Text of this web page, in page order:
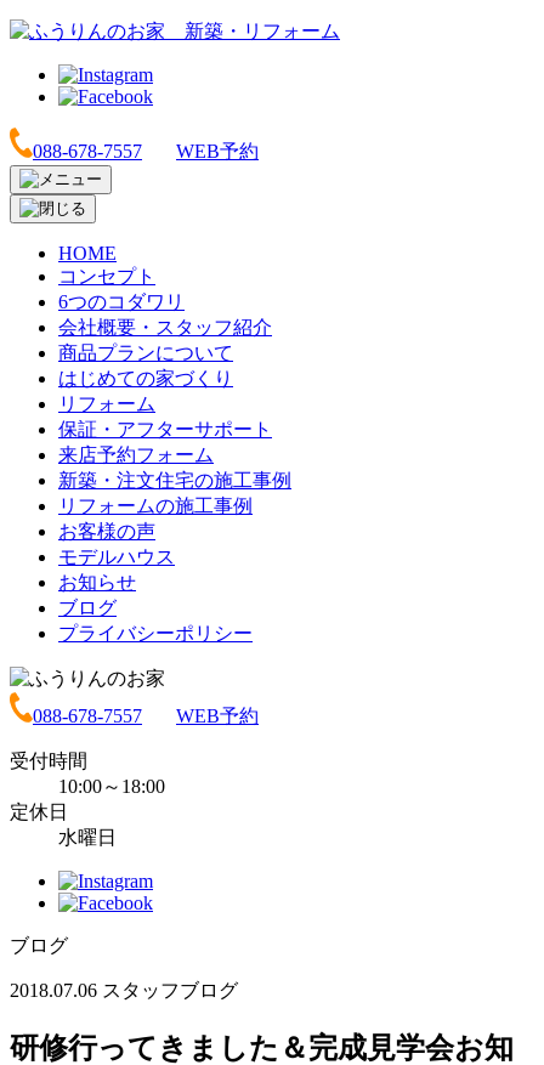
088-678-7557 WEB予約
HOME
コンセプト
6つのコダワリ
会社概要・スタッフ紹介
商品プランについて
はじめての家づくり
リフォーム
保証・アフターサポート
来店予約フォーム
新築・注文住宅の施工事例
リフォームの施工事例
お客様の声
モデルハウス
お知らせ
ブログ
プライバシーポリシー
088-678-7557 WEB予約
受付時間
10:00～18:00
定休日
水曜日
ブログ
2018.07.06 スタッフブログ
研修行ってきました＆完成見学会お知